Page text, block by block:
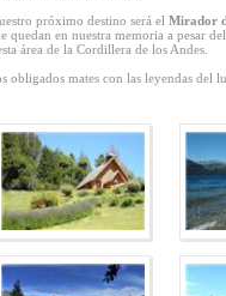
próximo destino será el Mirador
quedan en nuestra memoria a pesar
área de la Cordillera de los Andes.
obligados mates con las leyendas del